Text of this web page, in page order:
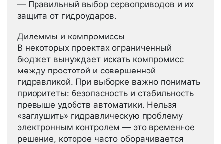
— Правильный выбор сервоприводов и их
защита от гидроударов.
Дилеммы и компромиссы
В некоторых проектах ограниченный
бюджет вынуждает искать компромисс
между простотой и совершенной
гидравликой. При выборке важно понимать
приоритеты: безопасность и стабильность
превыше удобств автоматики. Нельзя
«заглушить» гидравлическую проблему
электронным контролем — это временное
решение, которое часто оборачивается